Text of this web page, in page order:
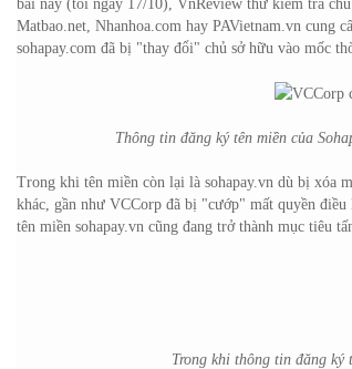
bài này (tối ngày 17/10), VnReview thử kiểm tra
Matbao.net, Nhanhoa.com hay PAVietnam.vn cung
sohapay.com đã bị "thay đổi" chủ sở hữu vào mốc
Thông tin đăng ký tên miền của
Trong khi tên miền còn lại là sohapay.vn dù bị xóa
khác, gần như VCCorp đã bị "cướp" mất quyền
tên miền sohapay.vn cũng đang trở thành mục tiêu
Trong khi thông tin đăng ký